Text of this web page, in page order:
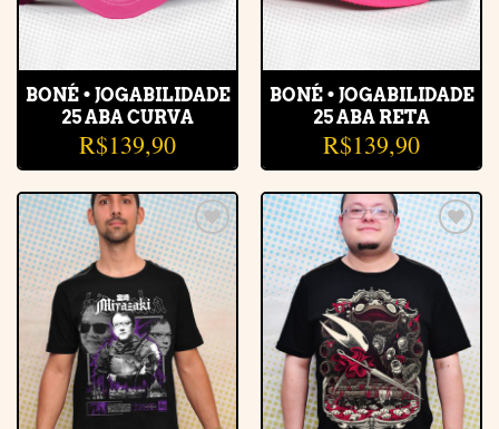
BONÉ • JOGABILIDADE
25 ABA CURVA
R$139,90
BONÉ • JOGABILIDADE
25 ABA RETA
R$139,90
Adicionar
à lista de
desejos
Adicionar
à lista de
desejos